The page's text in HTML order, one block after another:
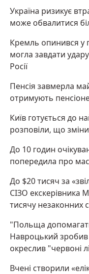
Україна ризикує
може обвалитися
Кремль опинився у
могла завдати
Росії
Пенсія завмерла
отримують
Київ готується до
розповіли, що
До 10 годин
попередила про
До $20 тисяч за
СІЗО екскерівника
тисячу незаконних
"Польща
Навроцький зробив
окреслив "червоні
Вчені створили